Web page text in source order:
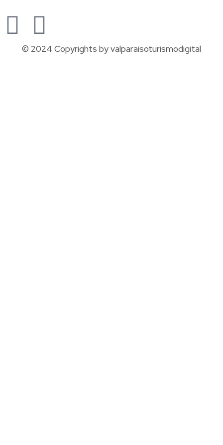
© 2024 Copyrights by valparaisoturismodigital